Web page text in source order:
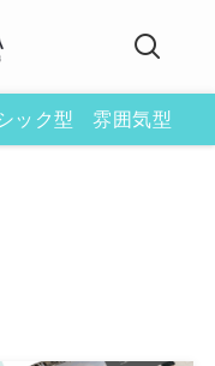
ック型 雰囲気型